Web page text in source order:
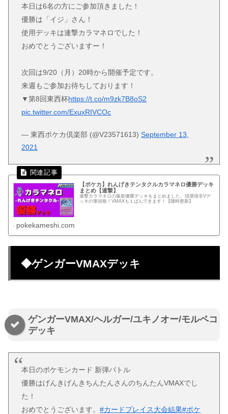
本日は6名の方にご参加頂きました！
優勝は「イジ」さん！
使用デッキは連撃カラマネロでした！
おめでとうございますー！
次回は9/20（月）20時から開催予定です。
来週もご参加お待ちしております！
▼第8回東西杯https://t.co/m9zk7B8oS2
pic.twitter.com/ExuxRIVCOc
— 東西ポケカ倶楽部 (@V23571613)September 13,
2021
【ポケカ】れんげきテンタクルカラマネロ優勝デッキ
まとめ【連撃】
連撃カラマネロの最新優勝デッキをまとめました。現環境非Vデ
ッキの筆頭格！VMAXも１ぱんできます！【随時更新】
pokekameshi.com
◆ゲンガーVMAXデッキ
ゲンガーVMAX/ヘルガー/ユキノオー/モルペコ
デッキ
本日のポケモンカード 新弾バトル
優勝はげんきげんきちんたんさんのちんたんVMAXでし
た！
おめでとうございます。#カードプレイス大会結果#ポケ